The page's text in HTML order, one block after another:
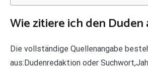
Wie zitiere ich den Duden
Die vollständige Quellenangabe
aus:Dudenredaktion oder